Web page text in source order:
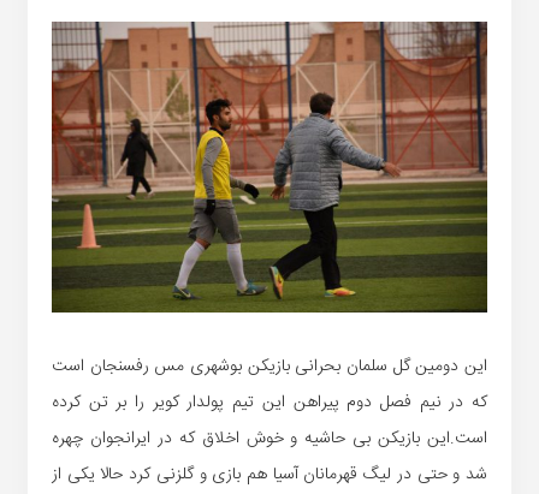
این دومین گل سلمان بحرانی بازیکن بوشهری مس رفسنجان است
که در نیم فصل دوم پیراهن این تیم پولدار کویر را بر تن کرده
است.این بازیکن بی حاشیه و خوش اخلاق که در ایرانجوان چهره
شد و حتی در لیگ قهرمانان آسیا هم بازی و گلزنی کرد حالا یکی از